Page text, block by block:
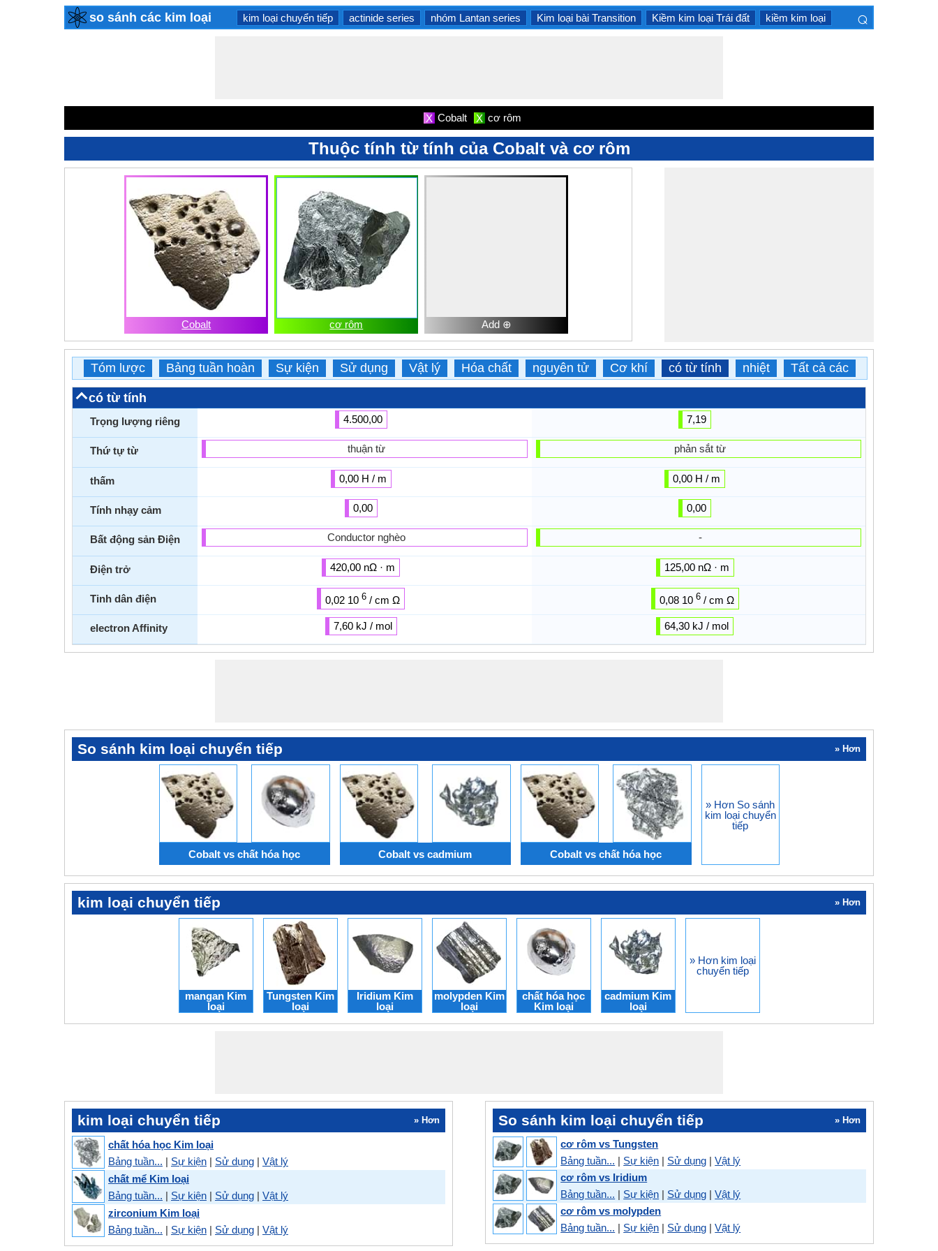
so sánh các kim loại kim loại chuyển tiếp actinide series nhóm Lantan series Kim loại bài Transition Kiềm kim loại Trái đất kiềm kim loại ⌕
X Cobalt X cơ rôm
Thuộc tính từ tính của Cobalt và cơ rôm
Cobalt cơ rôm Add ⊕
Tóm lược Bảng tuần hoàn Sự kiện Sử dụng Vật lý Hóa chất nguyên tử Cơ khí có từ tính nhiệt Tất cả các
có từ tính
Trọng lượng riêng
Thứ tự từ
thấm
Tính nhạy cảm
Bất động sản Điện
Điện trở
Tinh dân điện
electron Affinity
4.500,00
thuận từ
0,00 H / m
0,00
Conductor nghèo
420,00 nΩ · m
0,02 106 / cm Ω
7,60 kJ / mol
7,19
phản sắt từ
0,00 H / m
0,00
-
125,00 nΩ · m
0,08 10 6/ cm Ω
64,30 kJ / mol
So sánh kim loại chuyển tiếp » Hơn
Cobalt vs chất hóa học Cobalt vs cadmium Cobalt vs chất hóa học
» Hơn So sánh
kim loại chuyển
tiếp
kim loại chuyển tiếp » Hơn
mangan Kim
loại
Tungsten Kim
loại
Iridium Kim
loại
molypden Kim
loại
chất hóa học
Kim loại
cadmium Kim
loại
» Hơn kim loại
chuyển tiếp
kim loại chuyển tiếp » Hơn
chất hóa học Kim loại
Bảng tuần... | Sự kiện | Sử dụng | Vật lý
chất mể Kim loại
Bảng tuần... | Sự kiện | Sử dụng | Vật lý
zirconium Kim loại
Bảng tuần... | Sự kiện | Sử dụng | Vật lý
So sánh kim loại chuyển tiếp » Hơn
cơ rôm vs Tungsten
Bảng tuần... | Sự kiện | Sử dụng |Vật lý
cơ rôm vs Iridium
Bảng tuần... | Sự kiện | Sử dụng |Vật lý
cơ rôm vs molypden
Bảng tuần... | Sự kiện | Sử dụng |Vật lý